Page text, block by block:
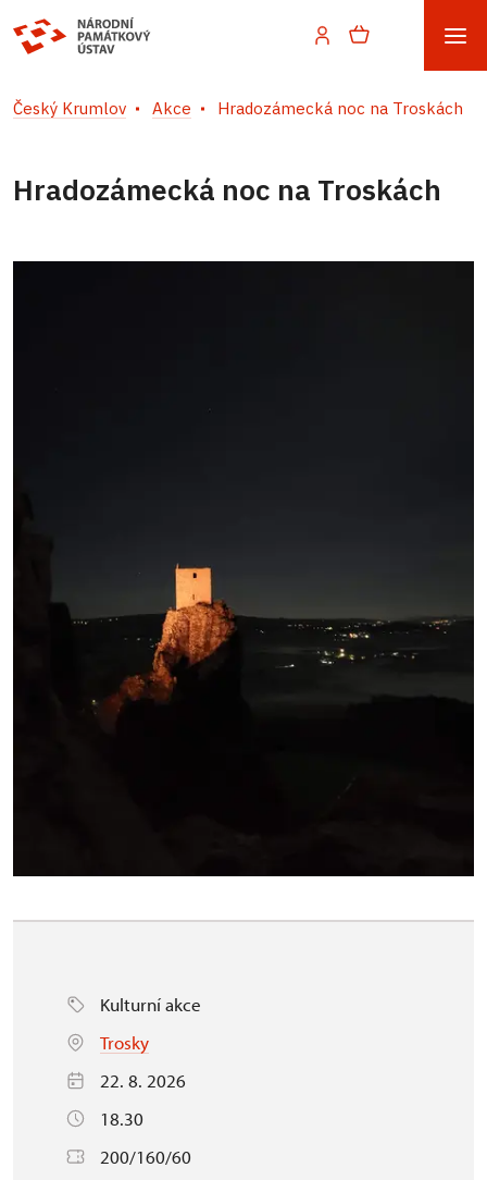
Český Krumlov Akce Hradozámecká noc na Troskách
Hradozámecká noc na Troskách
Kulturní akce
Trosky
22. 8. 2026
18.30
200/160/60